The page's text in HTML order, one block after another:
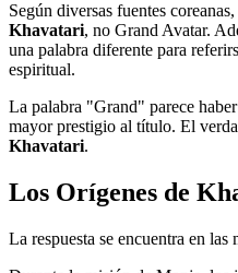
Según diversas fuentes
Khavatari, no Grand Avatar.
una palabra diferente para
espiritual.
La palabra "Grand" parece
mayor prestigio al título. El
Khavatari.
Los Orígenes de
La respuesta se encuentra en las